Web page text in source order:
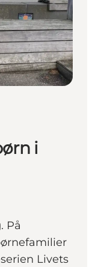
i
På
Livets